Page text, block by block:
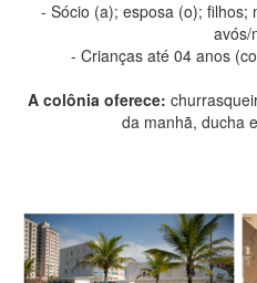
- Sócio (a); esposa (o); filhos;
avós/
- Crianças até 04 anos
A colônia oferece:
da manhã, ducha